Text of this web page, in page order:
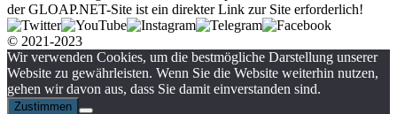
der GLOAP.NET-Site ist ein direkter Link zur Site erforderlich!
© 2021-2023
Wir verwenden Cookies, um die bestmögliche Darstellung unserer
Website zu gewährleisten. Wenn Sie die Website weiterhin nutzen,
gehen wir davon aus, dass Sie damit einverstanden sind.
Zustimmen